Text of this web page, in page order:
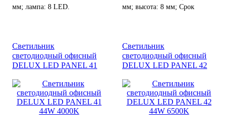
мм; лампа: 8 LED.
мм; высота: 8 мм; Срок
Светильник
светодиодный офисный
DELUX LED PANEL 41
Светильник
светодиодный офисный
DELUX LED PANEL 42